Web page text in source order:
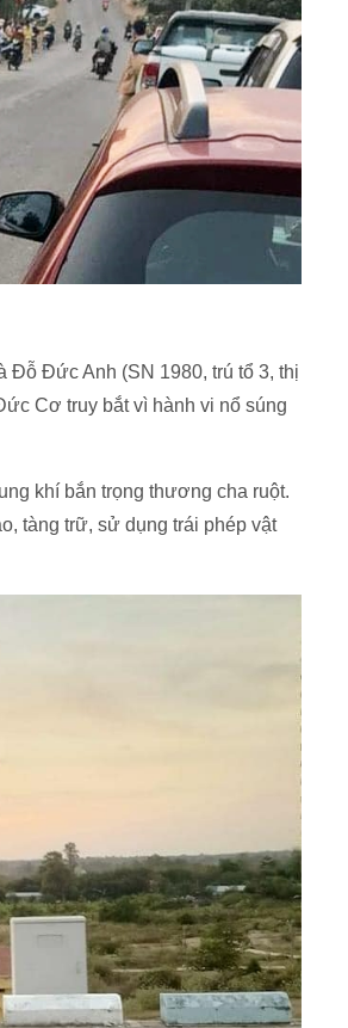
Đỗ Đức Anh (SN 1980, trú tổ 3, thị
Cơ truy bắt vì hành vi nổ súng
khí bắn trọng thương cha ruột.
tàng trữ, sử dụng trái phép vật